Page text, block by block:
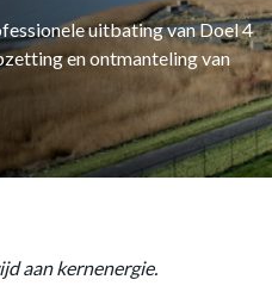
uitbating van Doel 4
en ontmanteling van
aan kernenergie.